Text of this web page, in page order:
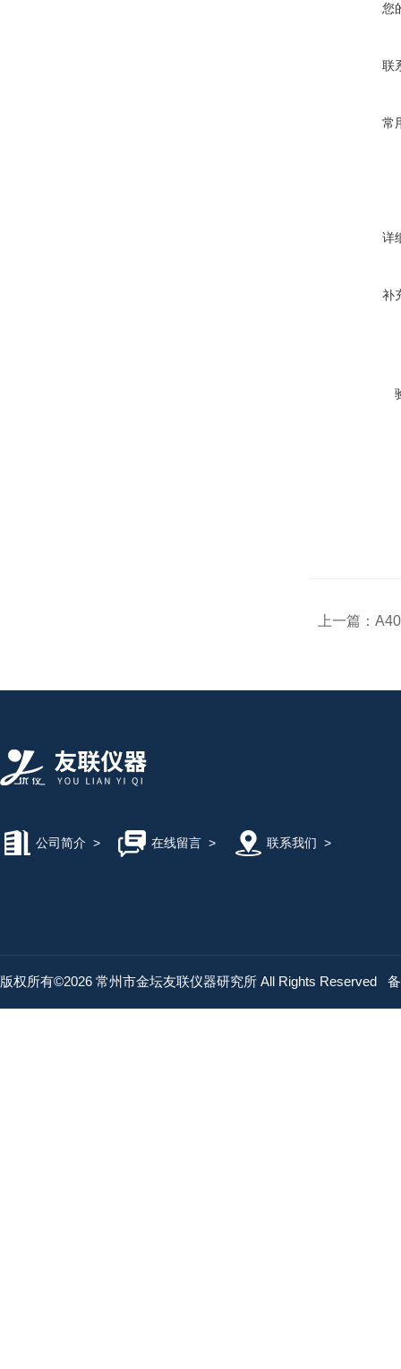
您
联
常
详
补
上一篇：
公司简介 > 在线留言> 联系我们 >
版权所有©2026 常州市金坛友联仪器研究所 All Rights Reserved